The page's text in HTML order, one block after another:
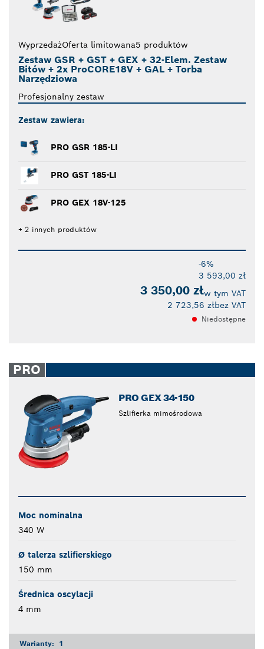
WyprzedażOferta limitowana5 produktów
Zestaw GSR + GST + GEX + 32-Elem. Zestaw
Bitów + 2x ProCORE18V + GAL + Torba
Narzędziowa
Profesjonalny zestaw
Zestaw zawiera:
PRO GSR 185-LI
PRO GST 185-LI
PRO GEX 18V-125
+ 2 innych produktów
-6%
3 593,00 zł
3 350,00 złw tym VAT
2 723,56 złbez VAT
Niedostępne
PRO
PRO GEX 34-150
Szlifierka mimośrodowa
Moc nominalna
340 W
Ø talerza szlifierskiego
150 mm
Średnica oscylacji
4 mm
Warianty: 1